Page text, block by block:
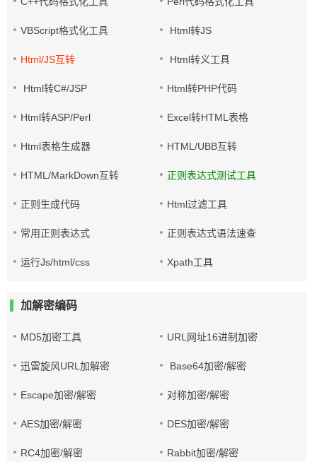
VBScript格式化工具 Html转JS
Html/JS互转 Html转义工具
Html转C#/JSP Html转PHP代码
Html转ASP/Perl Excel转HTML表格
Html表格生成器 HTML/UBB互转
HTML/MarkDown互转 正则表达式测试工具
正则生成代码 Html过滤工具
常用正则表达式 正则表达式语法速查
运行Js/html/css Xpath工具
加解密编码
MD5加密工具 URL网址16进制加密
迅雷旋风URL加解密 Base64加密/解密
Escape加密/解密 对称加密/解密
AES加密/解密 DES加密/解密
RC4加密/解密 Rabbit加密/解密